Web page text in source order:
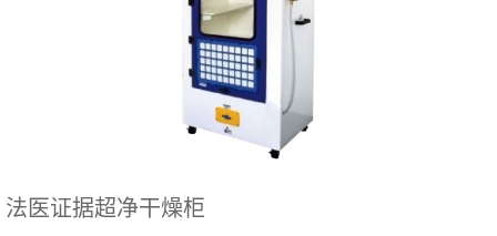
法医证据超净干燥柜